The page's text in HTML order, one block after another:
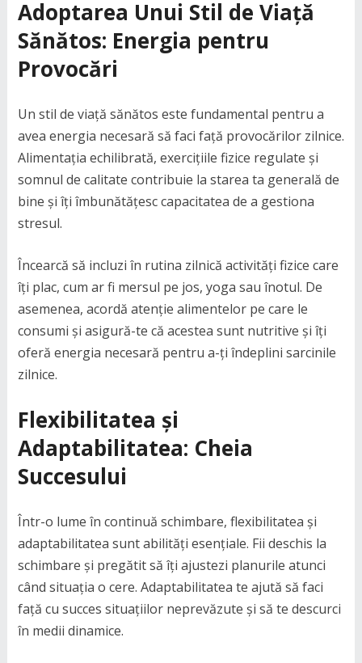
Adoptarea Unui Stil de Viață
Sănătos: Energia pentru
Provocări
Un stil de viață sănătos este fundamental pentru a
avea energia necesară să faci față provocărilor zilnice.
Alimentația echilibrată, exercițiile fizice regulate și
somnul de calitate contribuie la starea ta generală de
bine și îți îmbunătățesc capacitatea de a gestiona
stresul.
Încearcă să incluzi în rutina zilnică activități fizice care
îți plac, cum ar fi mersul pe jos, yoga sau înotul. De
asemenea, acordă atenție alimentelor pe care le
consumi și asigură-te că acestea sunt nutritive și îți
oferă energia necesară pentru a-ți îndeplini sarcinile
zilnice.
Flexibilitatea și
Adaptabilitatea: Cheia
Succesului
Într-o lume în continuă schimbare, flexibilitatea și
adaptabilitatea sunt abilități esențiale. Fii deschis la
schimbare și pregătit să îți ajustezi planurile atunci
când situația o cere. Adaptabilitatea te ajută să faci
față cu succes situațiilor neprevăzute și să te descurci
în medii dinamice.